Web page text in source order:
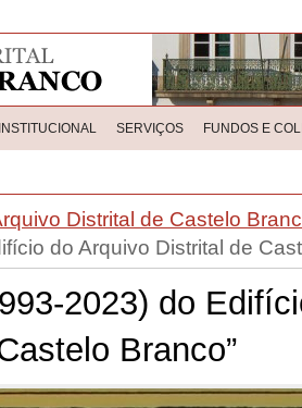
SERVIÇOS FUNDOS E
Distrital de Castelo
do Arquivo Distrital de
2023) do
Branco”